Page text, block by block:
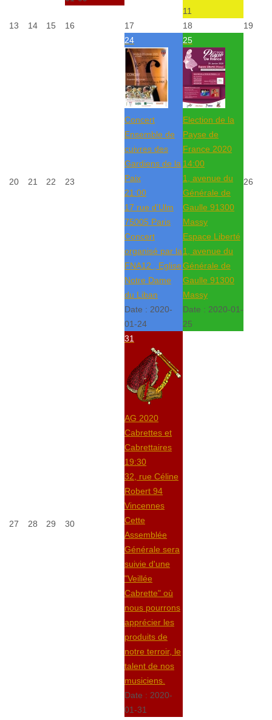
11
13
14 15 16 17 18 19
20 21 22 23
24
Concert
Ensemble de
cuivres des
Gardiens de la
Paix
21:00
17 rue d'Ulm
75005 Paris
Concert
organisé par la
FNA12 , Eglise
Notre Dame
du Liban
Date : 2020-
01-24
25
Election de la
Payse de
France 2020
14:00
1, avenue du
Générale de
Gaulle 91300
Massy
Espace Liberté
1, avenue du
Générale de
Gaulle 91300
Massy
Date : 2020-01-
25
26
27 28 29 30
31
AG 2020
Cabrettes et
Cabrettaires
19:30
32, rue Céline
Robert 94
Vincennes
Cette
Assemblée
Générale sera
suivie d'une
"Veillée
Cabrette" où
nous pourrons
apprécier les
produits de
notre terroir, le
talent de nos
musiciens.
Date : 2020-
01-31